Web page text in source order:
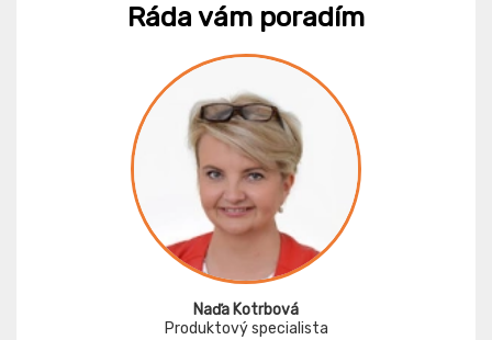
Ráda vám poradím
Naďa Kotrbová
Produktový specialista